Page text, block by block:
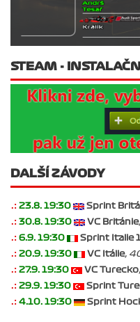
STEAM -
DALŠÍ ZÁVODY
.: 23.8. 19:30 Sprint
.: 30.8. 19:30 VC Británie
.: 6.9. 19:30 Sprint Italie
.: 20.9. 19:30 VC Itálie,
.: 27.9. 19:30 VC Turecko
.: 29.9. 19:30 Sprint
.: 4.10. 19:30 Sprint